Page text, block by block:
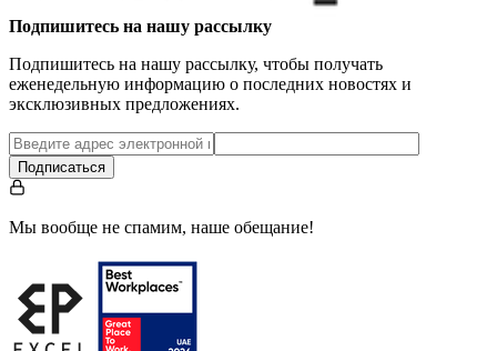
Подпишитесь на нашу рассылку
Подпишитесь на нашу рассылку, чтобы получать
еженедельную информацию о последних новостях и
эксклюзивных предложениях.
Подписаться
Мы вообще не спамим, наше обещание!